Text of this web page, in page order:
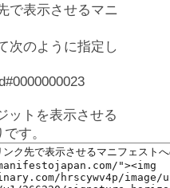
で表示させるマニ
次のように指定し
ットを表示させる
す。